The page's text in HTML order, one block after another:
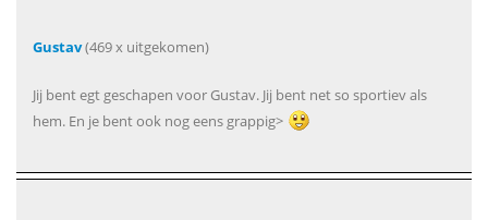
Gustav(469 x uitgekomen)
Jij bent egt geschapen voor Gustav. Jij bent net so sportiev als
hem. En je bent ook nog eens grappig>